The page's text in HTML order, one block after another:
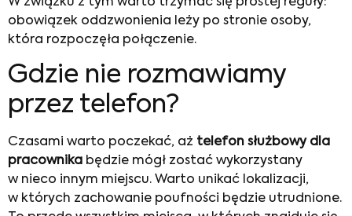
obowiązek oddzwonienia leży po stronie osoby,
która rozpoczęła połączenie.
Gdzie nie rozmawiamy
przez telefon?
Czasami warto poczekać, aż telefon służbowy dla
pracownika będzie mógł zostać wykorzystany
w nieco innym miejscu. Warto unikać lokalizacji,
w których zachowanie poufności będzie utrudnione.